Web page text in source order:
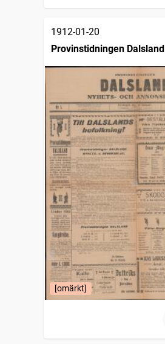
1912-01-20
Provinstidningen Dalsland
[omärkt]